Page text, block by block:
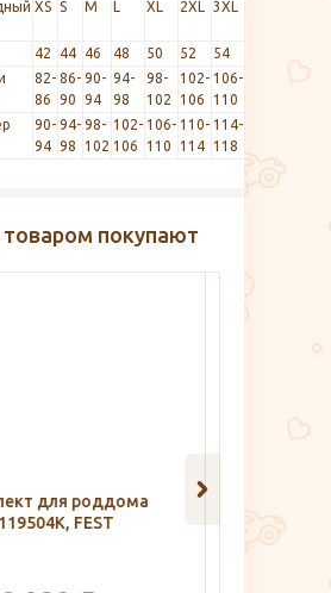
XS S M L XL 2XL 3XL
42 44 46 48 50 52
54
82-
86
86-
90
90-
94
94-
98
98-
102
102-
106
106-
110
90-
94
94-
98
98-
102
102-
106
106-
110
110-
114
114-
118
покупают
для роддома халат и
Д110505/Д111505В,